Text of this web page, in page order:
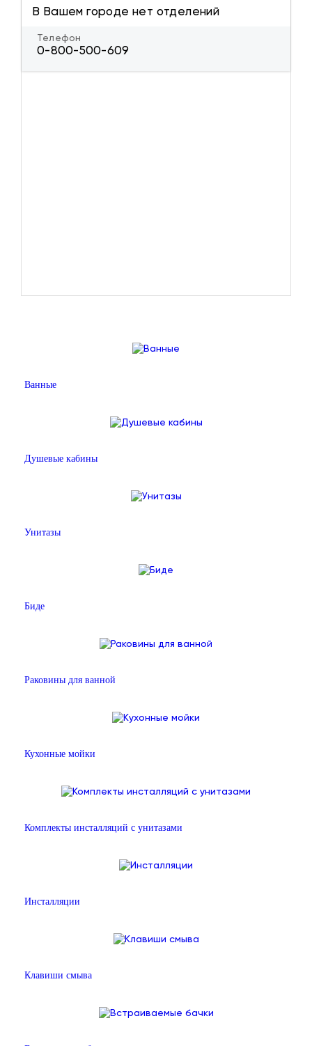
В Вашем городе нет отделений
Телефон
0-800-500-609
Ванные
Душевые кабины
Унитазы
Биде
Раковины для ванной
Кухонные мойки
Комплекты инсталляций с унитазами
Инсталляции
Клавиши смыва